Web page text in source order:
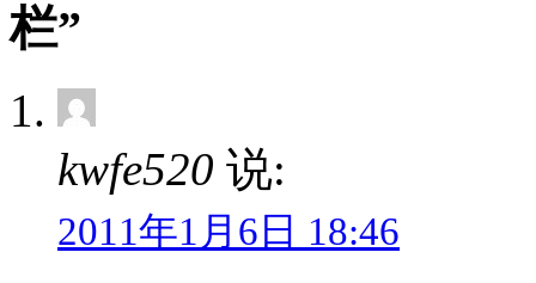
栏”
kwfe520 说:
2011年1月6日 18:46